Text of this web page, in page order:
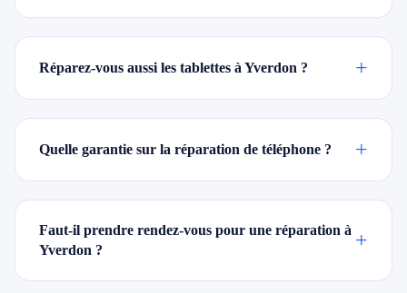
Réparez-vous aussi les tablettes à Yverdon ? +
Quelle garantie sur la réparation de téléphone ? +
Faut-il prendre rendez-vous pour une réparation à
Yverdon ?
+